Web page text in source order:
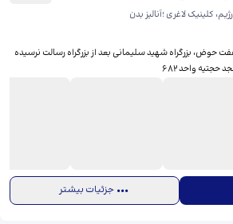
کلینیک لاغری ؛آنالیز بدن
تهران، هفت حوض، بزرگراه شهید سلیمانی بعد از بزرگراه رسالت نرسیده
واحد ۶۸۲
جزئیات بیشتر